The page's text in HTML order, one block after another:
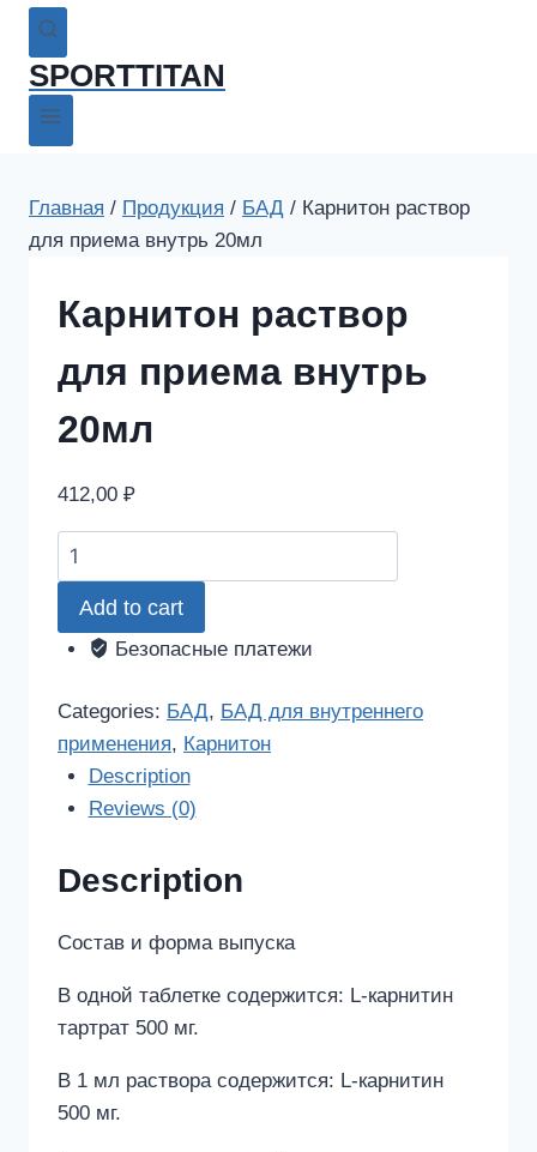
SPORTTITAN
Главная / Продукция / БАД / Карнитон раствор
для приема внутрь 20мл
Карнитон раствор
для приема внутрь
20мл
412,00 ₽
Карнитон
раствор
для
приема
20мл
quantity
Add to cart
Безопасные платежи
Categories: БАД, БАД для внутреннего
применения, Карнитон
Description
Reviews (0)
Description
Состав и форма выпуска
В одной таблетке содержится: L-карнитин
тартрат 500 мг.
В 1 мл раствора содержится: L-карнитин
500 мг.